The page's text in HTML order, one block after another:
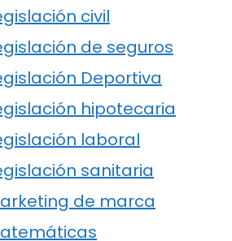
civil
de seguros
Deportiva
hipotecaria
laboral
sanitaria
de marca